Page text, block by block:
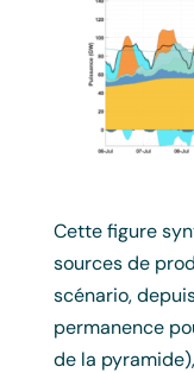
Cette figure
sources de
scénario,
permanence
de la